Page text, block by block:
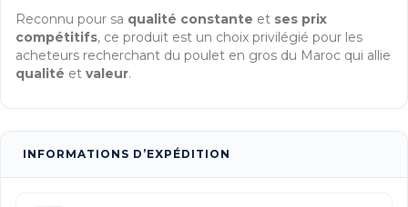
Reconnu pour sa qualité constante et ses prix
compétitifs, ce produit est un choix privilégié pour les
acheteurs recherchant du poulet en gros du Maroc qui allie
qualité et valeur.
INFORMATIONS D’EXPÉDITION